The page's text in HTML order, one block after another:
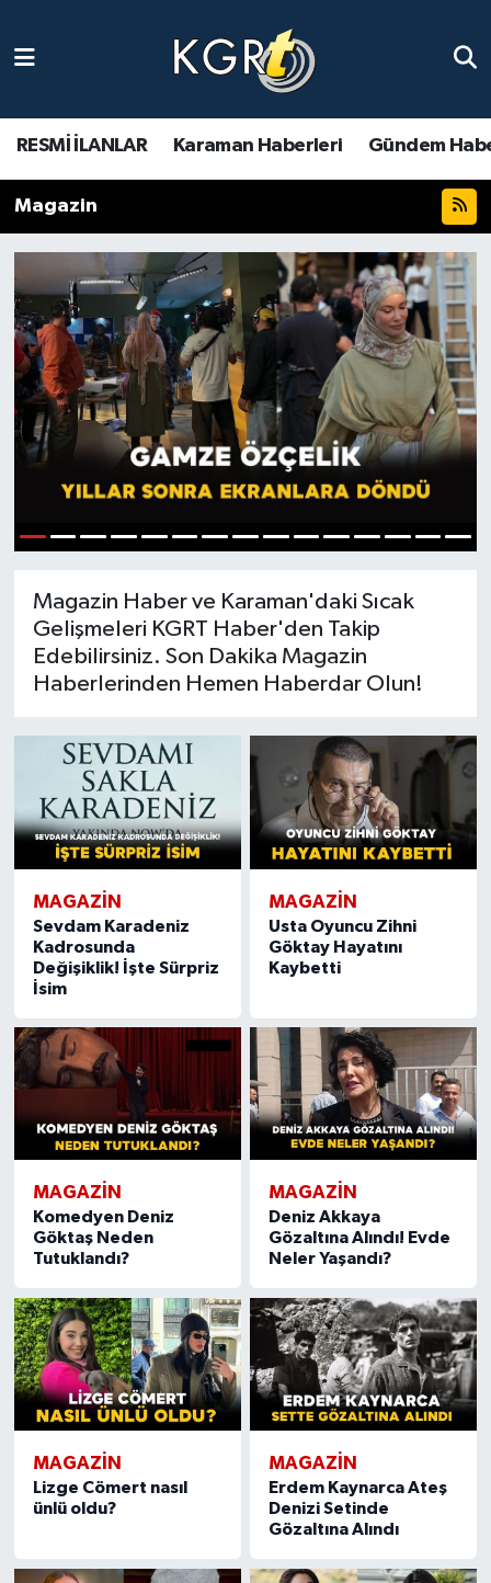
RESMİ İLANLAR Karaman Haberleri Gündem
Magazin
Magazin Haber ve Karaman'daki Sıcak
Gelişmeleri KGRT Haber'den Takip
Edebilirsiniz. Son Dakika Magazin
Haberlerinden Hemen Haberdar Olun!
MAGAZIN
Sevdam Karadeniz
Kadrosunda
Değişiklik! İşte Sürpriz
İsim
MAGAZIN
Usta Oyuncu Zihni
Göktay Hayatını
Kaybetti
MAGAZIN
Komedyen Deniz
Göktaş Neden
Tutuklandı?
MAGAZIN
Deniz Akkaya
Gözaltına Alındı! Evde
Neler Yaşandı?
MAGAZIN
Lizge Cömert nasıl
ünlü oldu?
MAGAZIN
Erdem Kaynarca Ateş
Denizi Setinde
Gözaltına Alındı
Gündem Haberleri
Güncel Haberler
Spor Haberleri
Asayiş Haberleri
Ulusal Haberler
Vefat Edenler